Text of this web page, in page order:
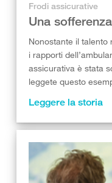
Frodi assicurative
Una
Nonostante il talento
i rapporti
assicurativa è stata
leggete questo
Leggere la storia